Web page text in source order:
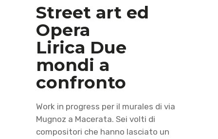
Street art ed
Opera
Lirica Due
mondi a
confronto
Work in progress per il murales di via
Mugnoz a Macerata. Sei volti di
compositori che hanno lasciato un